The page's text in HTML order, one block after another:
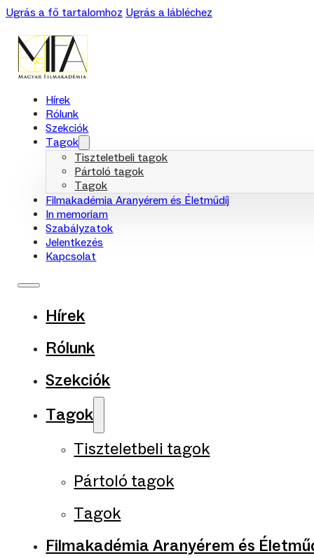
Ugrás a fő tartalomhoz Ugrás a lábléchez
Hírek
Rólunk
Szekciók
Tagok
Tiszteletbeli tagok
Pártoló tagok
Tagok
Filmakadémia Aranyérem és Életműdíj
In memoriam
Szabályzatok
Jelentkezés
Kapcsolat
Hírek
Rólunk
Szekciók
Tagok
Tiszteletbeli tagok
Pártoló tagok
Tagok
Filmakadémia Aranyérem és